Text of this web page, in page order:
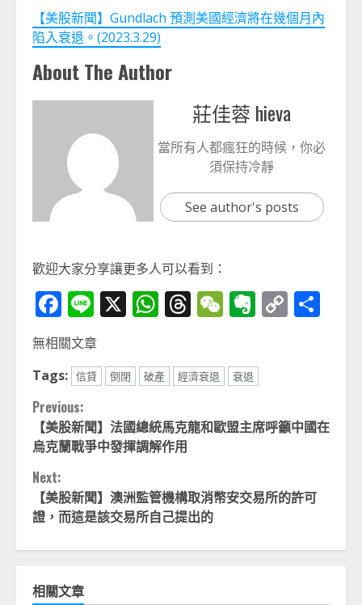
【美股新聞】Gundlach 預測美國經濟將在幾個月內
陷入衰退。(2023.3.29)
About The Author
莊佳蓉 hieva
當所有人都瘋狂的時候，你必
須保持冷靜
See author's posts
歡迎大家分享讓更多人可以看到：
Facebook
Line
X WhatsApp
Threads
WeChat
Evernote
Copy
無相關文章
Tags: 信貸 倒閉 破產 經濟衰退 衰退
Continue
Reading
Previous:
【美股新聞】法國總統馬克龍和歐盟主席呼籲中國在
烏克蘭戰爭中發揮調解作用
Next:
【美股新聞】澳洲監管機構取消幣安交易所的許可
證，而這是該交易所自己提出的
相關文章